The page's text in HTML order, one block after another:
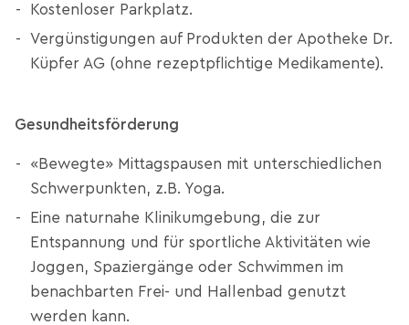
Kostenloser Parkplatz.
Vergünstigungen auf Produkten der Apotheke Dr.
Küpfer AG (ohne rezeptpflichtige Medikamente).
Gesundheitsförderung
«Bewegte» Mittagspausen mit unterschiedlichen
Schwerpunkten, z.B. Yoga.
Eine naturnahe Klinikumgebung, die zur
Entspannung und für sportliche Aktivitäten wie
Joggen, Spaziergänge oder Schwimmen im
benachbarten Frei- und Hallenbad genutzt
werden kann.